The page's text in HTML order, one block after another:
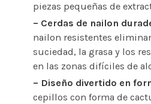
piezas pequeñas de
– Cerdas de nailon
nailon resistentes
suciedad, la grasa y los
en las zonas difíciles de
– Diseño divertido en
cepillos con forma de